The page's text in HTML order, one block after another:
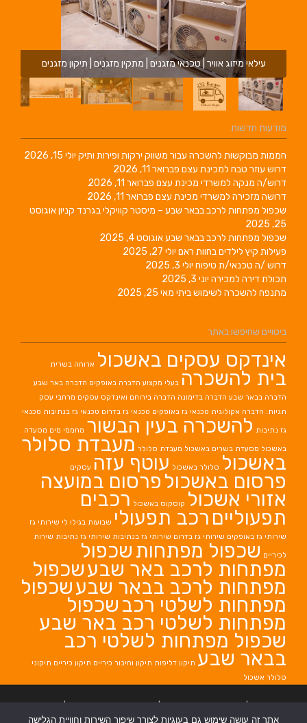
אתר זה עושה שימוש גם בעוגיות לצורך שיפור השירות וחוויית הגלישה
עילאי מיזוג אוויר | טכנאי מזגנים | מתקין מזגנים | תיקון מזגנים
מודעות חדשות
חממות מבוקשות להשכרה עבור משווק ירקות ופירות ותיק יולי 15, 2026
דרוש עוזר טבח למכינת עצם פברואר 11, 2026
דרוש/ה מנקה למשרדי מכינת עצם פברואר 11, 2026
דרושה מזכירה למשרדי מכינת עצם פברואר 11, 2026
שכפול מפתחות לרכב בבאר שבע – מיסטר קוויקלי בגרנד קניוןאוגוסט
25, 2025
שכפול מפתחות לרכב בבאר שבעאוגוסט 4, 2025
פעילות קיץ לילדים בחוות ראם יולי 27, 2025
דרוש /ה טכנאי/ת טיפוח יולי 3, 2025
תכולת דירה למכירה יוני 3, 2025
מתנפח להשכרה לשימוש ביתי מאי 25, 2025
ביטויים שחיפשו באתר
אינדקס עסקים באשכול ארוחה בשרית
בית להשכרה בעלי מקצוע הדברה באופקים הדברה באר שבע
הדברה בבאר שבע הדברה בדימונה הדברה בירוחם ואינדקס עסקים מרחבי עסק
תגיות: הדברה אקולוגית טכנאי גז באופקים טכנאי גז בדרום טכנאי גז בנתיבות טכנאי
גז נתיבות להשכרה בעין הבשור מחממי מים מסעדה
באשכול מסעדת בשרים באשכול מעבדת סלולר מעבדת סלולר
באשכול סלולר באשכול עוטף עזה עסקים
פרסום באשכול פרסום במועצה
אזורי אשכול קוסקוס באשכול רכבים
תפעוליים רכב תפעולי שבועות בגילו לי שירותי גז
שירותי גז באופקים שירותי גז בדרום שירותי גז בנתיבות שירותי גז נתיבות שירות
לכיריים שכפול מפתחות שכפול
מפתחות לרכב באר שבעשכפול
מפתחות לרכב בבאר שבעשכפול
מפתחות לשלטי רכב שכפול
מפתחות לשלטי רכב באר שבע
שכפול מפתחות לשלטי רכב
בבאר שבע תיקון דליפות תיקון וחיבור כיריים תיקון כיריים תיקוני
סלולר אשכול